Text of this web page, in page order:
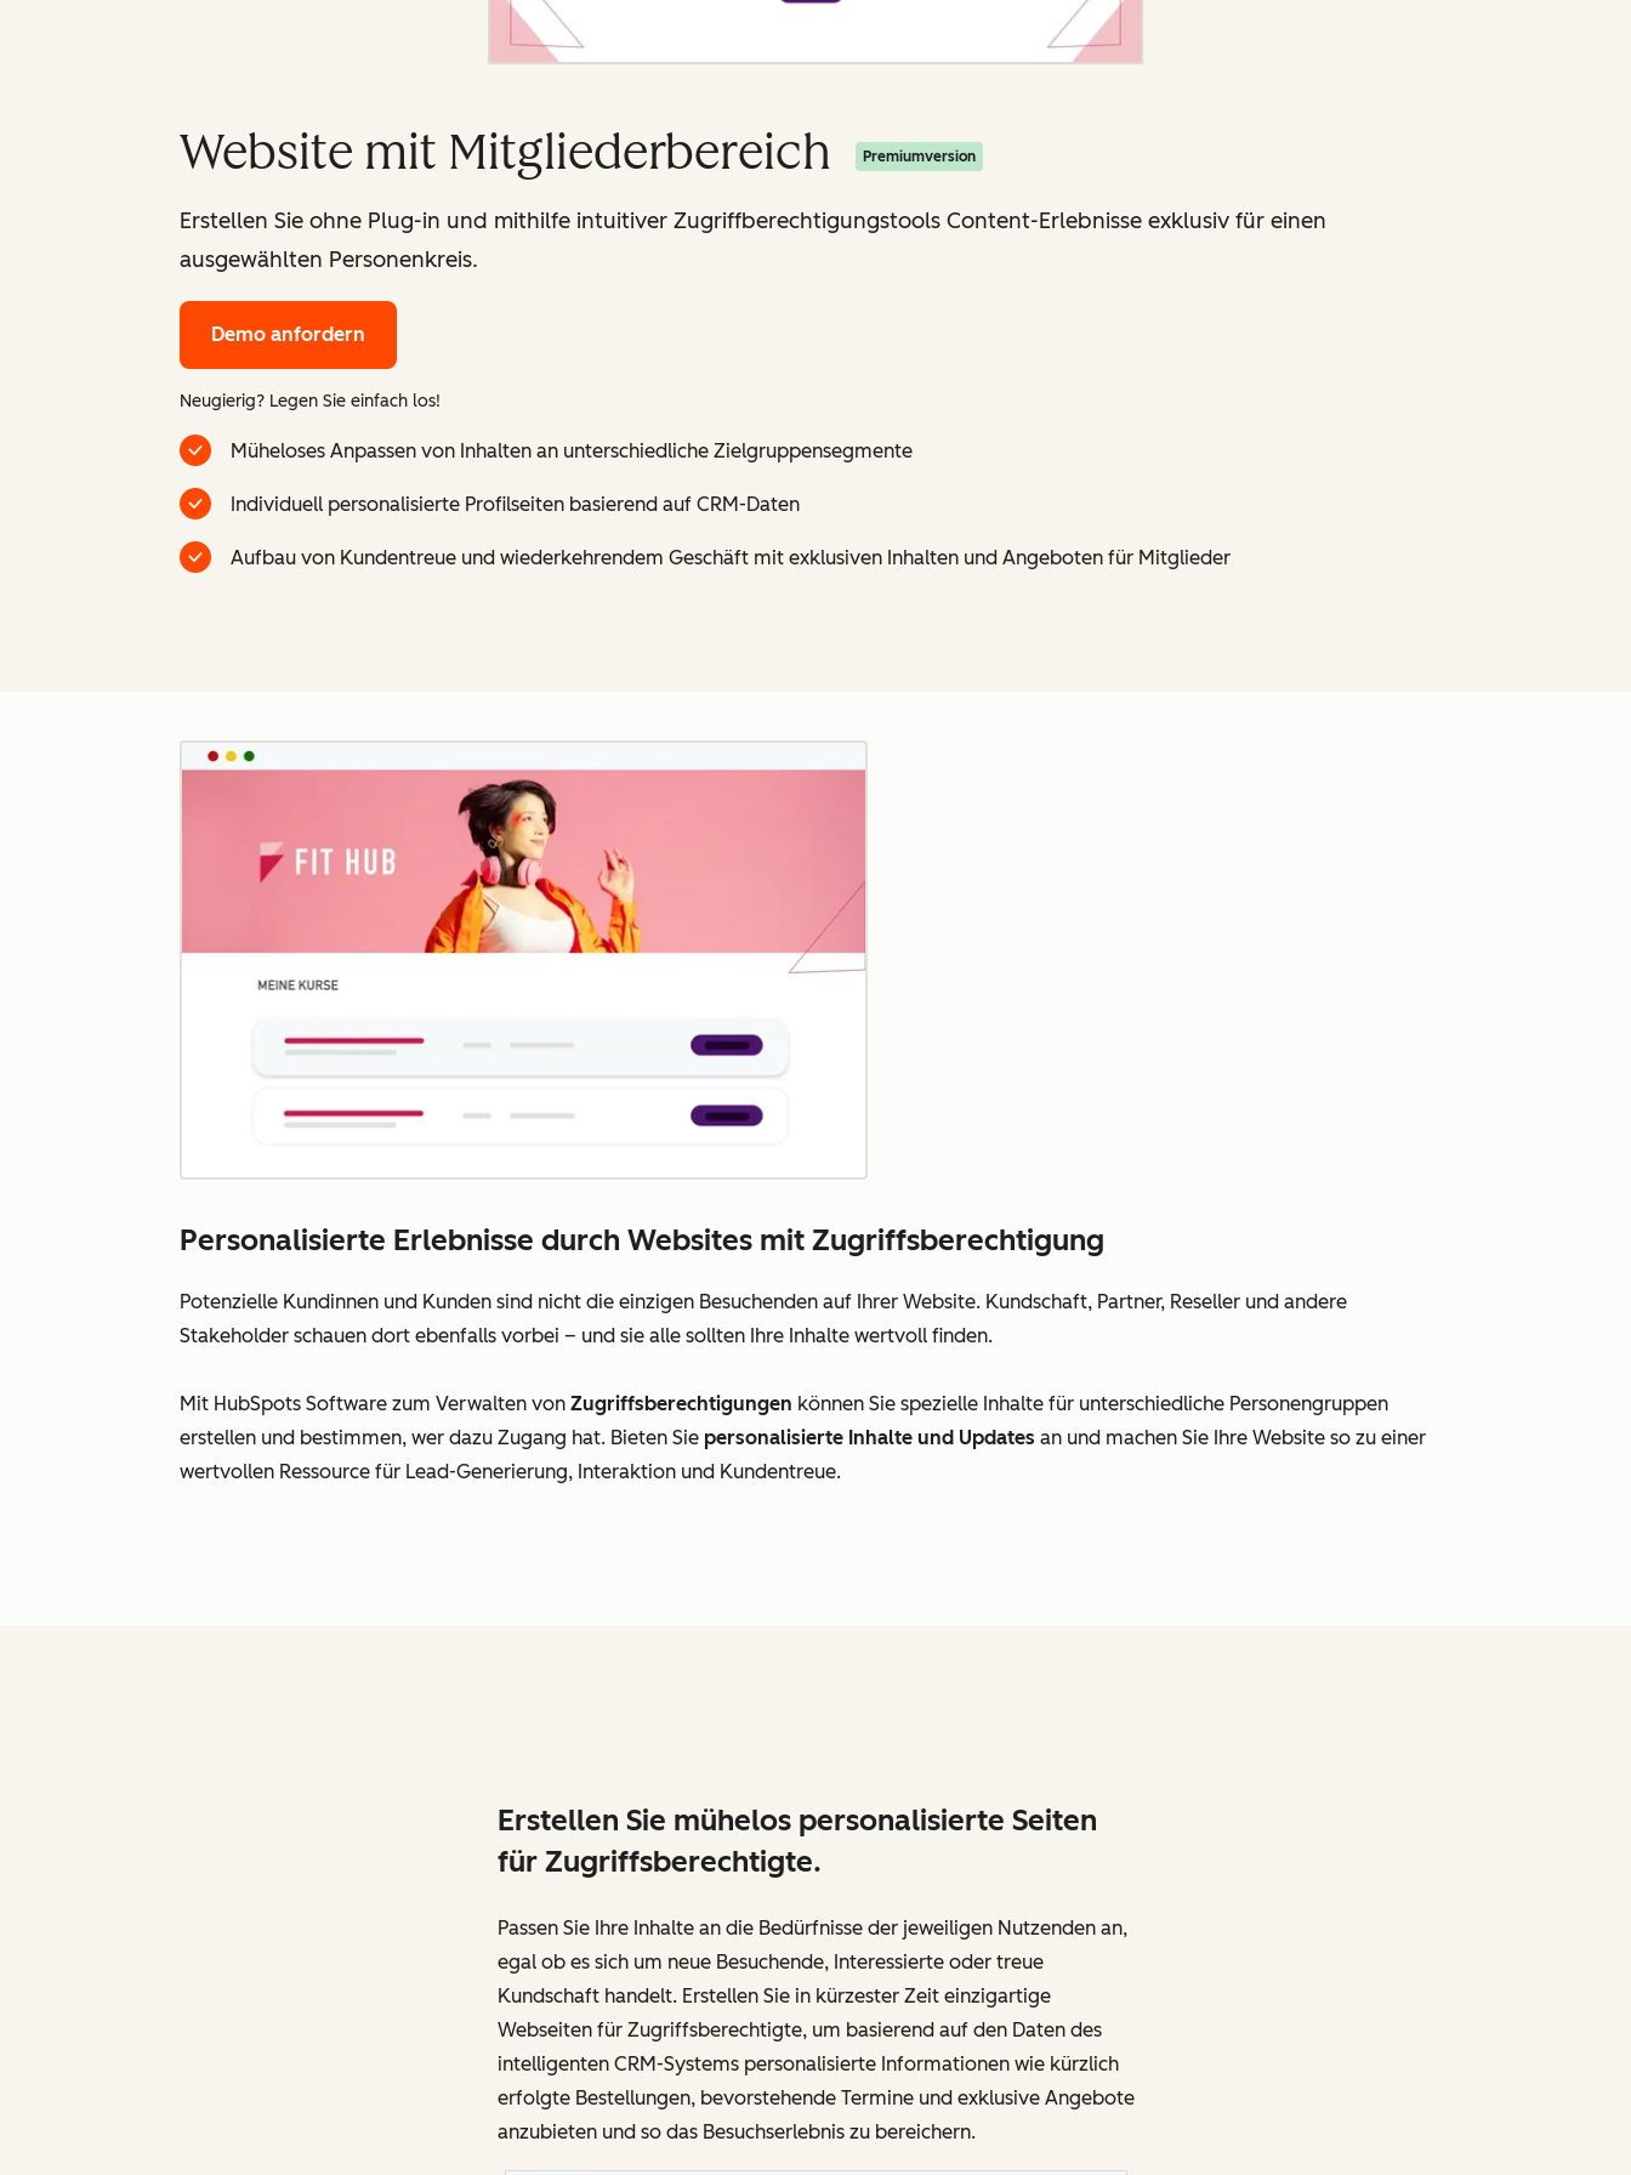
Website mit Mitgliederbereich Premiumversion
Erstellen Sie ohne Plug-in und mithilfe intuitiver Zugriffberechtigungstools Content-Erlebnisse exklusiv für einen
ausgewählten Personenkreis.
Demo anfordern
Neugierig? Legen Sie einfach los!
Müheloses Anpassen von Inhalten an unterschiedliche Zielgruppensegmente
Individuell personalisierte Profilseiten basierend auf CRM-Daten
Aufbau von Kundentreue und wiederkehrendem Geschäft mit exklusiven Inhalten und Angeboten für Mitglieder
Personalisierte Erlebnisse durch Websites mit Zugriffsberechtigung
Potenzielle Kundinnen und Kunden sind nicht die einzigen Besuchenden auf Ihrer Website. Kundschaft, Partner, Reseller und andere
Stakeholder schauen dort ebenfalls vorbei – und sie alle sollten Ihre Inhalte wertvoll finden.
Mit HubSpots Software zum Verwalten von Zugriffsberechtigungen können Sie spezielle Inhalte für unterschiedliche Personengruppen
erstellen und bestimmen, wer dazu Zugang hat. Bieten Sie personalisierte Inhalte und Updates an und machen Sie Ihre Website so zu einer
wertvollen Ressource für Lead-Generierung, Interaktion und Kundentreue.
Erstellen Sie mühelos personalisierte Seiten
für Zugriffsberechtigte.
Passen Sie Ihre Inhalte an die Bedürfnisse der jeweiligen Nutzenden an,
egal ob es sich um neue Besuchende, Interessierte oder treue
Kundschaft handelt. Erstellen Sie in kürzester Zeit einzigartige
Webseiten für Zugriffsberechtigte, um basierend auf den Daten des
intelligenten CRM-Systems personalisierte Informationen wie kürzlich
erfolgte Bestellungen, bevorstehende Termine und exklusive Angebote
anzubieten und so das Besuchserlebnis zu bereichern.